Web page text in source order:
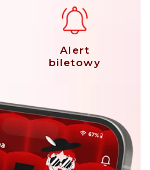
Alert
biletowy